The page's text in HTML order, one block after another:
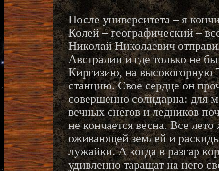
После университета – я
Колей – географический –
Николай Николаевич
Австралии и где только не
Киргизию, на
станцию. Свое сердце он
совершенно солидарна: для
вечных снегов и ледников
не кончается весна. Все
оживающей землей и
лужайки. А когда в разгар
удивленно таращат на него